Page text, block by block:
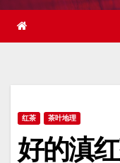
红茶 茶叶地理
好的滇